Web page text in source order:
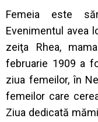
Femeia este
Evenimentul avea
zeiţa Rhea,
februarie 1909 a
ziua femeilor, în
femeilor care
Ziua dedicată